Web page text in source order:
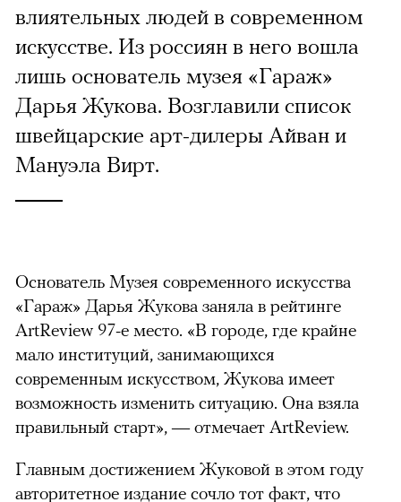
влиятельных людей в современном
искусстве. Из россиян в него вошла
лишь основатель музея «Гараж»
Дарья Жукова. Возглавили список
швейцарские арт-дилеры Айван и
Мануэла Вирт.
Основатель Музея современного искусства
«Гараж» Дарья Жукова заняла в рейтинге
ArtReview 97-е место. «В городе, где крайне
мало институций, занимающихся
современным искусством, Жукова имеет
возможность изменить ситуацию. Она взяла
правильный старт», — отмечает ArtReview.
Главным достижением Жуковой в этом году
авторитетное издание сочло тот факт, что